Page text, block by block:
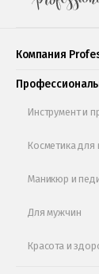
Компания
Инструмент и
Косметика для
Маникюр и
Для мужчин
Красота и
Подарочные
Обучающее